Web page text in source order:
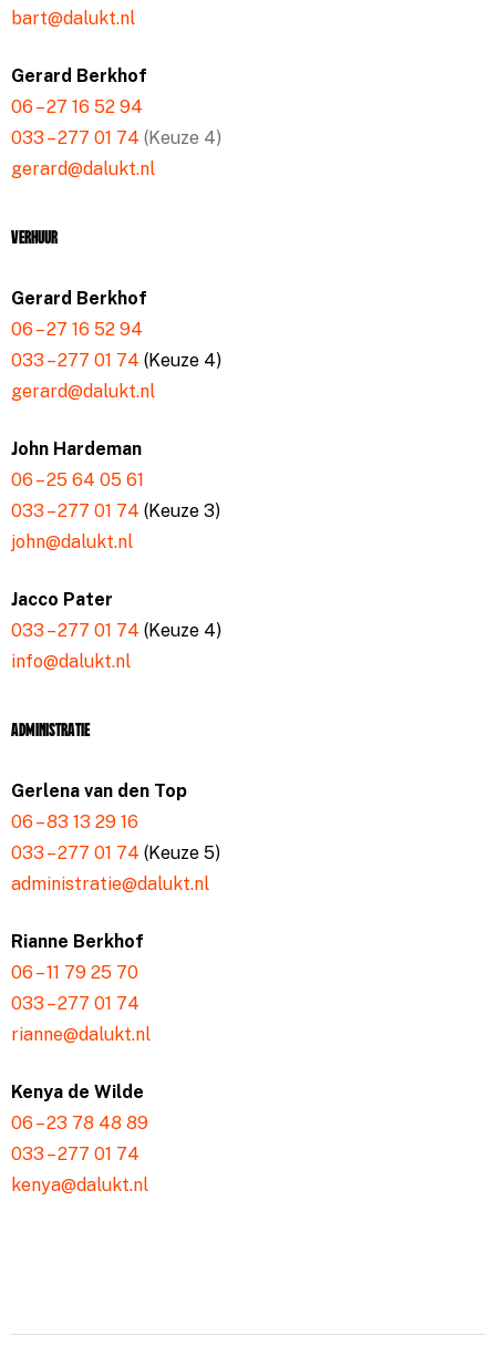
bart@dalukt.nl
Gerard Berkhof
06 – 27 16 52 94
033 – 277 01 74 (Keuze 4)
gerard@dalukt.nl
Verhuur
Gerard Berkhof
06 – 27 16 52 94
033 – 277 01 74 (Keuze 4)
gerard@dalukt.nl
John Hardeman
06 – 25 64 05 61
033 – 277 01 74 (Keuze 3)
john@dalukt.nl
Jacco Pater
033 – 277 01 74 (Keuze 4)
info@dalukt.nl
Administratie
Gerlena van den Top
06 – 83 13 29 16
033 – 277 01 74 (Keuze 5)
administratie@dalukt.nl
Rianne Berkhof
06 – 11 79 25 70
033 – 277 01 74
rianne@dalukt.nl
Kenya de Wilde
06 – 23 78 48 89
033 – 277 01 74
kenya@dalukt.nl